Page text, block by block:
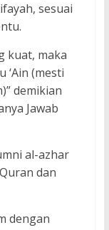
sesuai
kuat, maka
‘Ain (mesti
demikian
Jawab
al-azhar
dan
dengan